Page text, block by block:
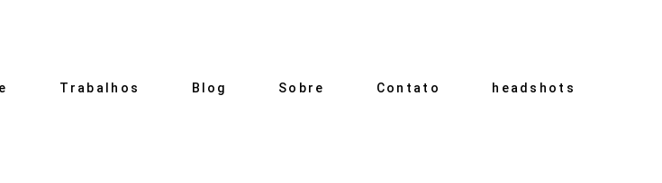
Trabalhos Blog Sobre Contato headshots